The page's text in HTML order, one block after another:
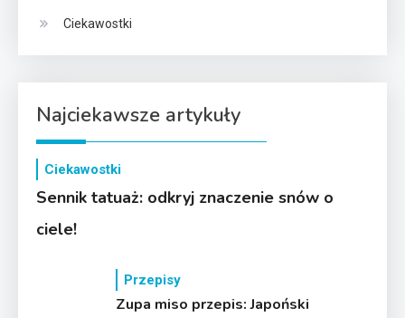
Ciekawostki
Najciekawsze artykuły
Ciekawostki
Sennik tatuaż: odkryj znaczenie snów o
ciele!
Przepisy
Zupa miso przepis: Japoński